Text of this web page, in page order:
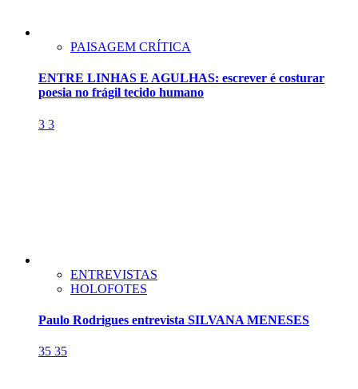
PAISAGEM CRÍTICA
ENTRE LINHAS E AGULHAS: escrever é costurar
poesia no frágil tecido humano
3 3
ENTREVISTAS
HOLOFOTES
Paulo Rodrigues entrevista SILVANA MENESES
35 35